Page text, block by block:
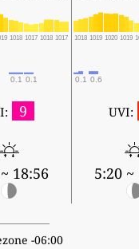
1018 1017 1018 1017 1018 1019 1020 1019
0.1 0.1 0.1 0.6
9
18:56
UVI:
5:20 ~
-06:00